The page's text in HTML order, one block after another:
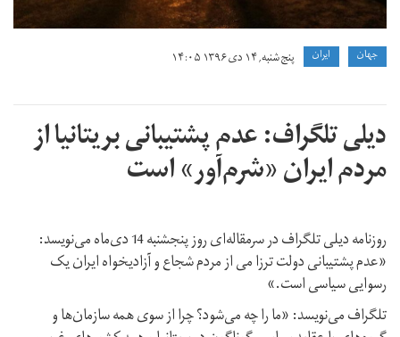
جهان ايران پنج شنبه, ۱۴ دی ۱۳۹۶ ۱۴:۰۵
دیلی تلگراف: عدم پشتیبانی بریتانیا از
مردم ایران «شرم‌آور» است
روزنامه دیلی تلگراف در سرمقاله‌ای روز پنجشنبه 14 دی‌ماه می‌نویسد:
«عدم پشتیبانی دولت ترزا می از مردم شجاع و آزادیخواه ایران یک
رسوایی سیاسی است.»
تلگراف می‌نویسد: «ما را چه می‌شود؟ چرا از سوی همه سازمان‌ها و